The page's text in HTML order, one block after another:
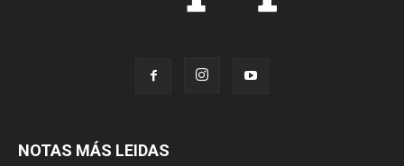
NOTAS MÁS LEIDAS